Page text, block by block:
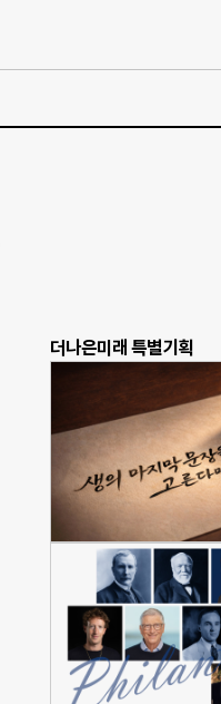
더나은미래 특별기획